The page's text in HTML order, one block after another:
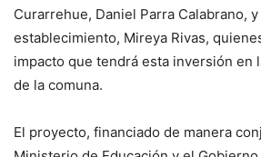
Curarrehue, Daniel Parra Calabrano,
establecimiento, Mireya Rivas,
impacto que tendrá esta inversión en
de la comuna.
El proyecto, financiado de manera